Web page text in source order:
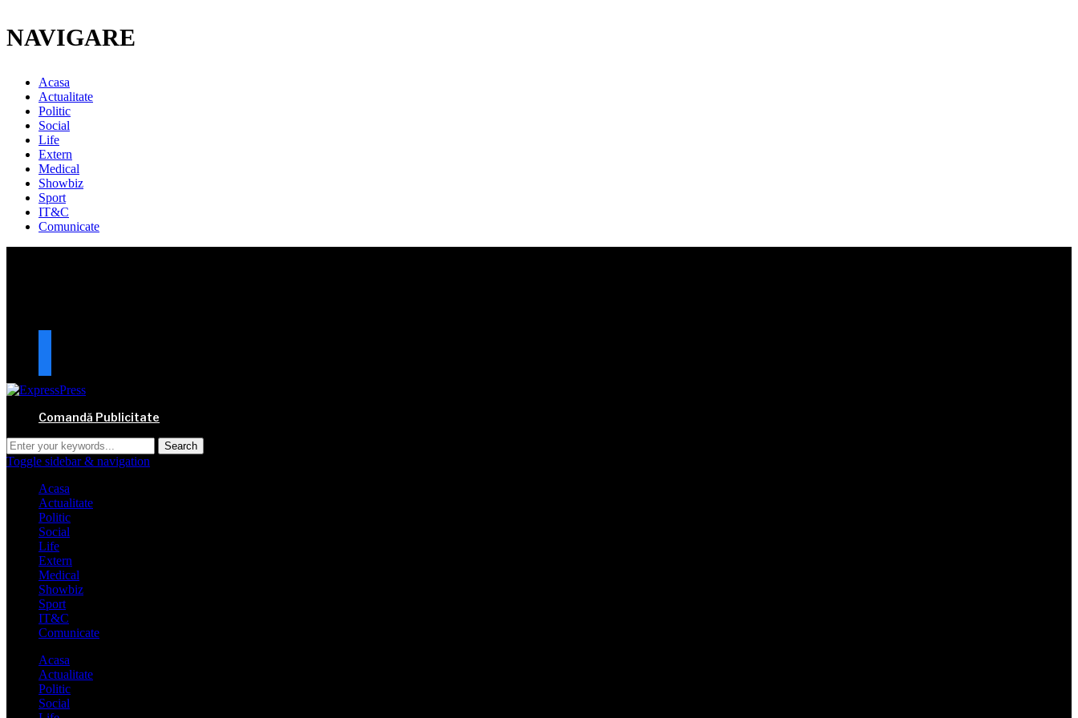
NAVIGARE
Acasa
Actualitate
Politic
Social
Life
Extern
Medical
Showbiz
Sport
IT&C
Comunicate
Comandă Publicitate
Toggle sidebar & navigation
Acasa
Actualitate
Politic
Social
Life
Extern
Medical
Showbiz
Sport
IT&C
Comunicate
Acasa
Actualitate
Politic
Social